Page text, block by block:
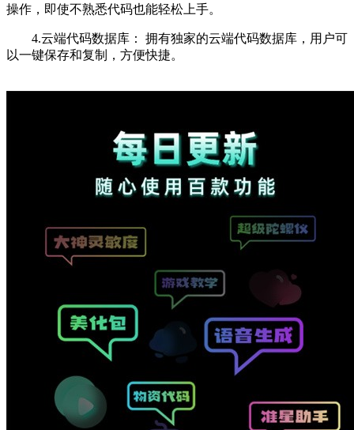
操作，即使不熟悉代码也能轻松上手。
4.云端代码数据库： 拥有独家的云端代码数据库，用户可
以一键保存和复制，方便快捷。